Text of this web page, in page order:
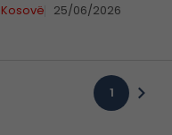
Kosovë 25/06/2026
1